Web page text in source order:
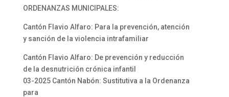
ORDENANZAS MUNICIPALES:
Cantón Flavio Alfaro: Para la prevención, atención
y sanción de la violencia intrafamiliar
Cantón Flavio Alfaro: De prevención y reducción
de la desnutrición crónica infantil
03-2025 Cantón Nabón: Sustitutiva a la Ordenanza
para